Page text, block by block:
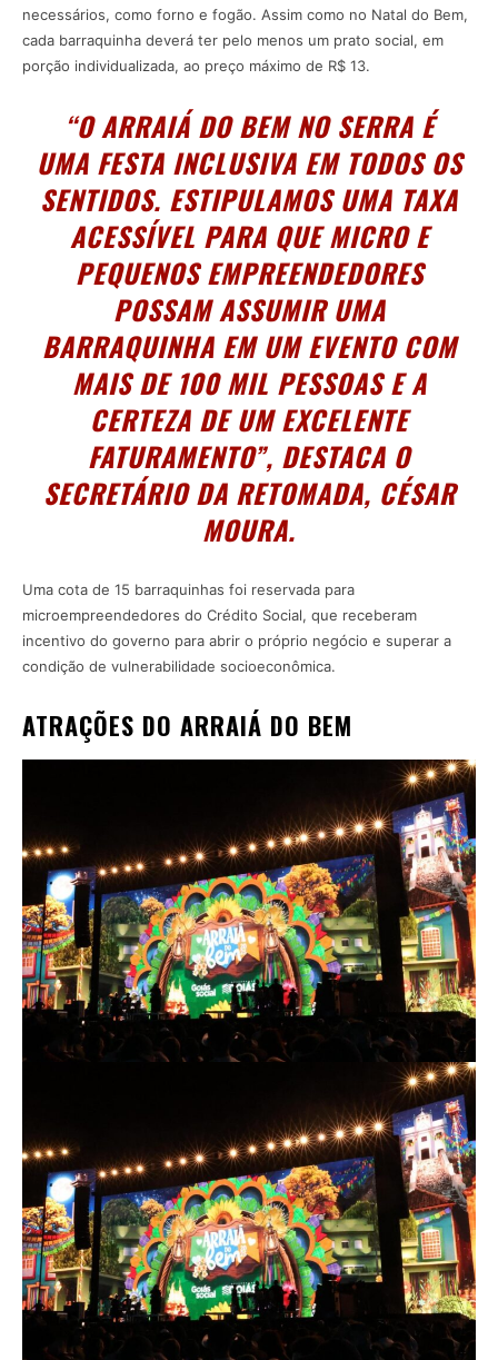
necessários, como forno e fogão. Assim como no Natal do Bem,
cada barraquinha deverá ter pelo menos um prato social, em
porção individualizada, ao preço máximo de R$ 13.
“O ARRAIÁ DO BEM NO SERRA É
UMA FESTA INCLUSIVA EM TODOS OS
SENTIDOS. ESTIPULAMOS UMA TAXA
ACESSÍVEL PARA QUE MICRO E
PEQUENOS EMPREENDEDORES
POSSAM ASSUMIR UMA
BARRAQUINHA EM UM EVENTO COM
MAIS DE 100 MIL PESSOAS E A
CERTEZA DE UM EXCELENTE
FATURAMENTO”, DESTACA O
SECRETÁRIO DA RETOMADA, CÉSAR
MOURA.
Uma cota de 15 barraquinhas foi reservada para
microempreendedores do Crédito Social, que receberam
incentivo do governo para abrir o próprio negócio e superar a
condição de vulnerabilidade socioeconômica.
ATRAÇÕES DO ARRAIÁ DO BEM